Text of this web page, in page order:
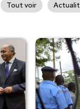
Tout voir